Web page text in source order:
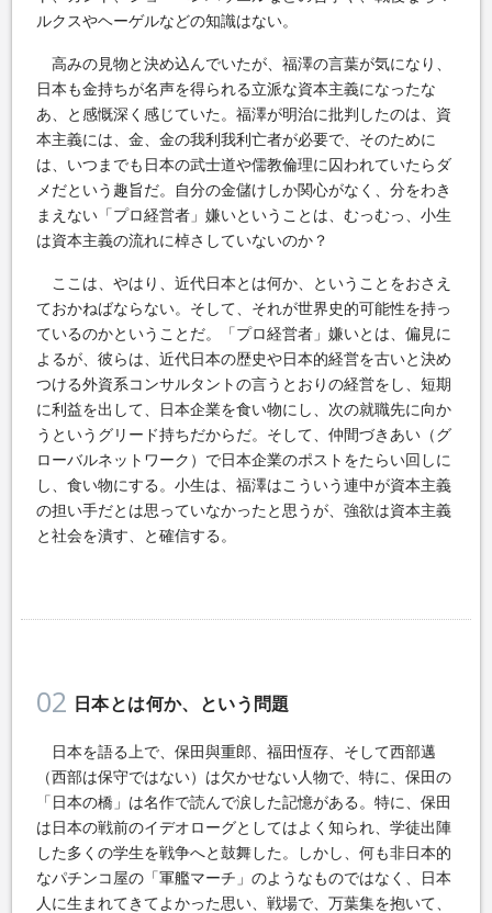
ルクスやヘーゲルなどの知識はない。
高みの見物と決め込んでいたが、福澤の言葉が気になり、
日本も金持ちが名声を得られる立派な資本主義になったな
あ、と感慨深く感じていた。福澤が明治に批判したのは、資
本主義には、金、金の我利我利亡者が必要で、そのために
は、いつまでも日本の武士道や儒教倫理に囚われていたらダ
メだという趣旨だ。自分の金儲けしか関心がなく、分をわき
まえない「プロ経営者」嫌いということは、むっむっ、小生
は資本主義の流れに棹さしていないのか？
ここは、やはり、近代日本とは何か、ということをおさえ
ておかねばならない。そして、それが世界史的可能性を持っ
ているのかということだ。「プロ経営者」嫌いとは、偏見に
よるが、彼らは、近代日本の歴史や日本的経営を古いと決め
つける外資系コンサルタントの言うとおりの経営をし、短期
に利益を出して、日本企業を食い物にし、次の就職先に向か
うというグリード持ちだからだ。そして、仲間づきあい（グ
ローバルネットワーク）で日本企業のポストをたらい回しに
し、食い物にする。小生は、福澤はこういう連中が資本主義
の担い手だとは思っていなかったと思うが、強欲は資本主義
と社会を潰す、と確信する。
02 日本とは何か、という問題
日本を語る上で、保田與重郎、福田恆存、そして西部邁
（西部は保守ではない）は欠かせない人物で、特に、保田の
「日本の橋」は名作で読んで涙した記憶がある。特に、保田
は日本の戦前のイデオローグとしてはよく知られ、学徒出陣
した多くの学生を戦争へと鼓舞した。しかし、何も非日本的
なパチンコ屋の「軍艦マーチ」のようなものではなく、日本
人に生まれてきてよかった思い、戦場で、万葉集を抱いて、